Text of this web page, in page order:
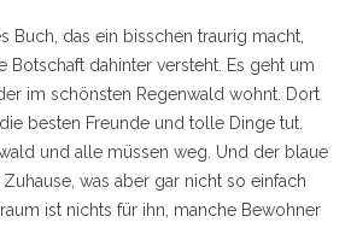
Buch, das ein bisschen traurig macht,
Botschaft dahinter versteht. Es geht um
im schönsten Regenwald wohnt. Dort
besten Freunde und tolle Dinge tut.
und alle müssen weg. Und der blaue
was aber gar nicht so einfach
ist nichts für ihn, manche Bewohner